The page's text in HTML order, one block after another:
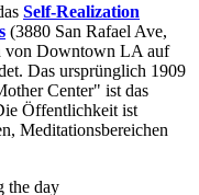
Self-Realization
(3880 San Rafael Ave,
von Downtown LA auf
Das ursprünglich 1909
Center" ist das
Öffentlichkeit ist
Meditationsbereichen